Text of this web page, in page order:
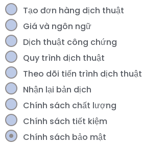
Tạo đơn hàng dịch thuật
Giá và ngôn ngữ
Dịch thuật công chứng
Quy trình dịch thuật
Theo dõi tiến trình dịch thuật
Nhận lại bản dịch
Chính sách chất lượng
Chính sách tiết kiệm
Chính sách bảo mật